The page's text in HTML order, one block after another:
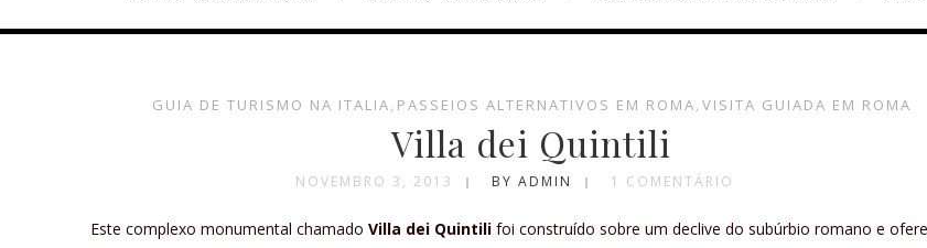
GUIA DE TURISMO NA ITALIA, PASSEIOS ALTERNATIVOS EM ROMA, VISITA GUIADA EM ROMA
Villa dei Quintili
NOVEMBRO 3, 2013 BY ADMIN 1 COMENTÁRIO
Este complexo monumental chamado Villa dei Quintili foi construído sobre um declive do subúrbio romano e